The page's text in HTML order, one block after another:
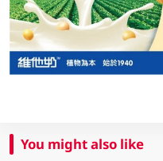
You might also like